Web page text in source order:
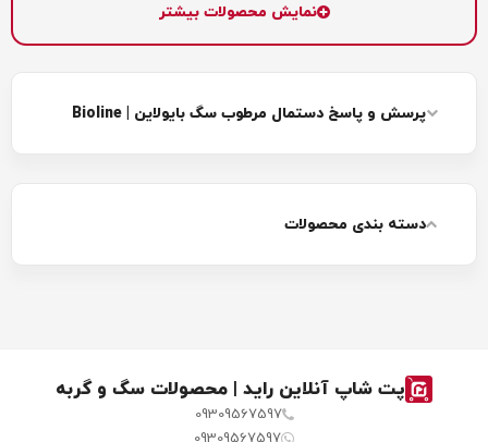
دستمال مرطوب سگ به عنوان یک جایگزین موثر برای شستشو
استفاده نمایید. دستمال مرطوب سگ می‌تواند بوی نامطبوع
استفاده از دستمال مرطوب در شرایطی که آب در دسترس‌تان
نمایش محصولات بیشتر
پرسش و پاسخ دستمال مرطوب سگ بایولاین | Bioline
دسته بندی محصولات
پت شاپ آنلاین راید | محصولات سگ و گربه
09309567597